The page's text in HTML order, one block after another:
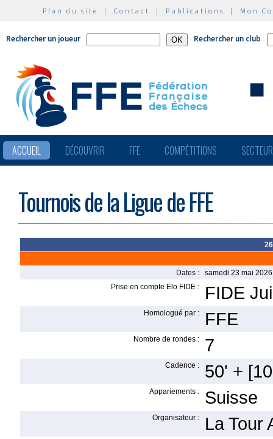
Plan du site | Contact | Publications | Mon
Rechercher un joueur Rechercher un club
ACCUEIL DÉCOUVRIR FFE COMPÉTITIONS
Tournois de la Ligue de FFE
Dates :
samedi 23 mai
Prise en compte Elo FIDE :
FIDE
Homologué par : FFE
Nombre de rondes : 7
Cadence : 50' +
Appariements : Suisse
Organisateur : La Tour